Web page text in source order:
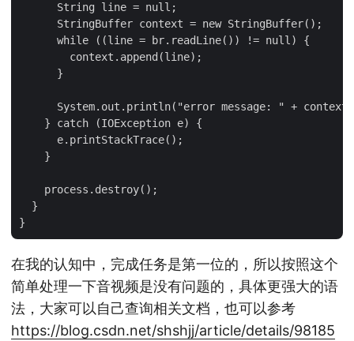
      String line = null;
      StringBuffer context = new StringBuffer();
      while ((line = br.readLine()) != null) {
        context.append(line);
      }
System.out.println("error message: " +
    } catch (IOException e) {
      e.printStackTrace();
    }
    process.destroy();
  }
在我的认知中，完成任务是第一位的，所以按照这个
简单处理一下音视频是没有问题的，具体更强大的语
法，大家可以自己查询相关文档，也可以参考
https://blog.csdn.net/shshjj/article/details/98185